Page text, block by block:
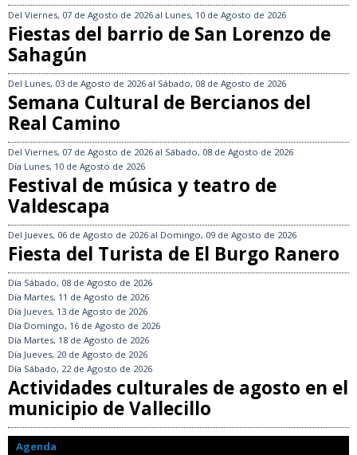
Del Viernes, 07 de Agosto de 2026 al Lunes, 10 de Agosto de 2026
Fiestas del barrio de San Lorenzo de
Sahagún
Del Lunes, 03 de Agosto de 2026 al Sábado, 08 de Agosto de 2026
Semana Cultural de Bercianos del
Real Camino
Del Viernes, 07 de Agosto de 2026 al Sábado, 08 de Agosto de 2026
Día Lunes, 10 de Agosto de 2026
Festival de música y teatro de
Valdescapa
Del Jueves, 06 de Agosto de 2026 al Domingo, 09 de Agosto de 2026
Fiesta del Turista de El Burgo Ranero
Día Sábado, 08 de Agosto de 2026
Día Martes, 11 de Agosto de 2026
Día Jueves, 13 de Agosto de 2026
Día Domingo, 16 de Agosto de 2026
Día Martes, 18 de Agosto de 2026
Día Jueves, 20 de Agosto de 2026
Día Sábado, 22 de Agosto de 2026
Actividades culturales de agosto en el
municipio de Vallecillo
Agenda